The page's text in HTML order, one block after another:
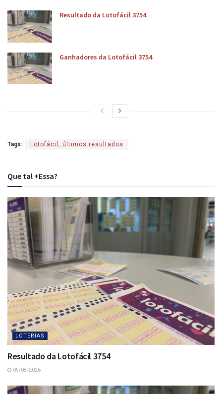
Resultado da Lotofácil 3754
Ganhadores da Lotofácil 3754
Tags: Lotofácil, últimos resultados
Que tal +Essa?
LOTERIAS
Resultado da Lotofácil 3754
05/08/2026